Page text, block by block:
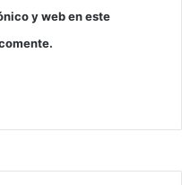
y web en este